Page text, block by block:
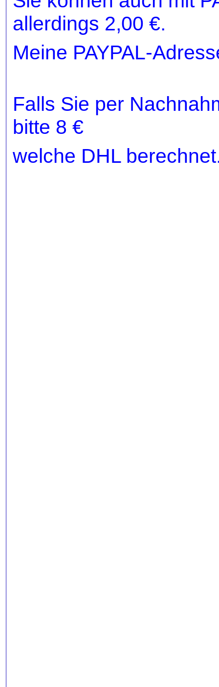
allerdings 2,00 €.
Meine PAYPAL-
Falls Sie per
bitte 8 €
welche DHL